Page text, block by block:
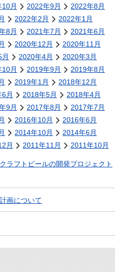
月 2022年9月
2022年8月
2022年2月
2022年1月
8月 2021年7月
2021年6月
2020年12月
2020年11月
2020年4月
2020年3月
月 2019年9月
2019年8月
2019年1月
2018年12月
月 2018年5月
2018年4月
9月 2017年8月
2017年7月
2016年10月
2016年6月
2014年10月
2014年6月
月 2011年11月 2011年10月
ラフトビールの開発プロジェクト
画について